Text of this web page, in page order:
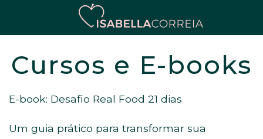
Cursos e E-books
E-book: Desafio Real Food 21 dias
Um guia prático para transformar sua